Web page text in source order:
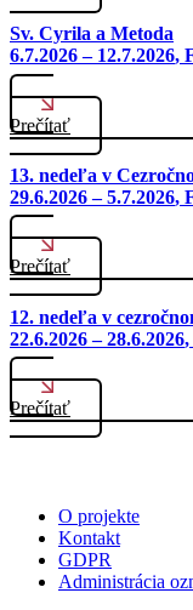
Sv. Cyrila a Metoda
6.7.2026 – 12.7.2026,
Prečítať
13. nedeľa v
29.6.2026 – 5.7.2026,
Prečítať
12. nedeľa v
22.6.2026 – 28.6.2026,
Prečítať
O projekte
Kontakt
GDPR
Administrácia